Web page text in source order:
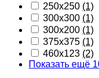
250x250 (1)
300x300 (1)
300х200 (1)
375x375 (1)
460х123 (2)
Показать ещё